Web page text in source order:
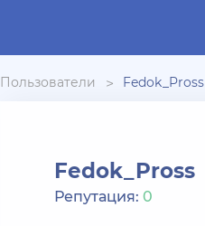
Пользователи Fedok_Pross
Fedok_Pross
Репутация: 0